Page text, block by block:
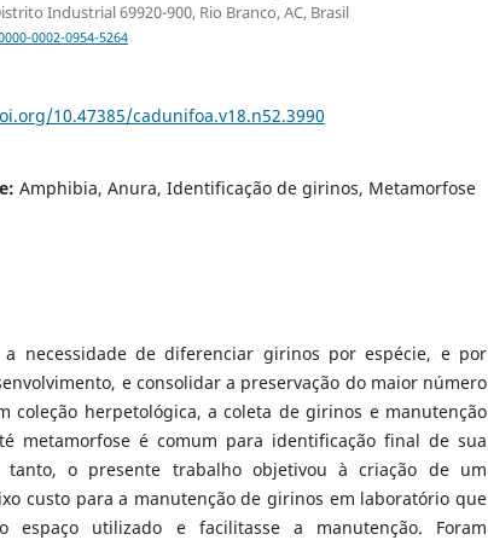
Industrial 69920-900, Rio Branco, AC, Brasil
0002-0954-5264
10.47385/cadunifoa.v18.n52.3990
Amphibia, Anura, Identificação de girinos, Metamorfose
a necessidade de diferenciar girinos por espécie, e por
e consolidar a preservação do maior número
coleção herpetológica, a coleta de girinos e manutenção
metamorfose é comum para identificação final de sua
tanto, o presente trabalho objetivou à criação de um
custo para a manutenção de girinos em laboratório que
espaço utilizado e facilitasse a manutenção. Foram